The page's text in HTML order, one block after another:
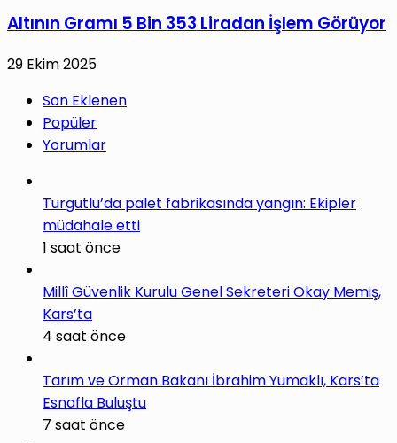
Altının Gramı 5 Bin 353 Liradan İşlem Görüyor
29 Ekim 2025
Son Eklenen
Popüler
Yorumlar
Turgutlu’da palet fabrikasında yangın: Ekipler
müdahale etti
1 saat önce
Millî Güvenlik Kurulu Genel Sekreteri Okay Memiş,
Kars’ta
4 saat önce
Tarım ve Orman Bakanı İbrahim Yumaklı, Kars’ta
Esnafla Buluştu
7 saat önce